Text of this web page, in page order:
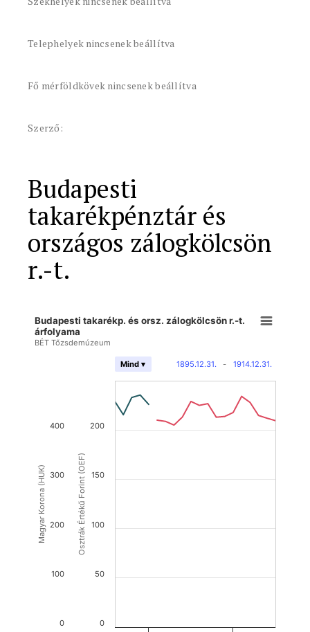
Telephelyek nincsenek beállítva
Fő mérföldkövek nincsenek beállítva
Szerző:
Budapesti
takarékpénztár és
országos zálogkölcsön
r.-t.
Osztrák Értékű Forint (OEF)
Magyar Korona (HUK)
Budapesti takarékp. és orsz. zálogkölcsön r.-t.
árfolyama
BÉT Tőzsdemúzeum
1895.12.31. - 1914.12.31.
Mind ▾
0
200
50
100
150
0
400
100
200
300